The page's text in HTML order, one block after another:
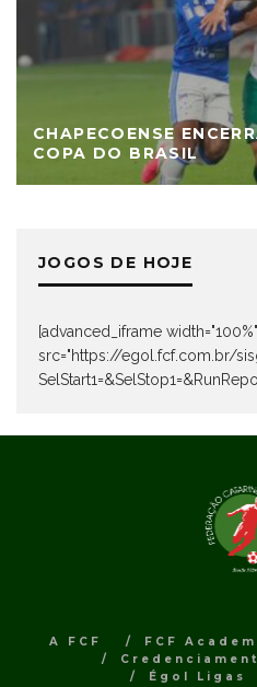
CHAPECOENSE
COPA DO BRASIL
JOGOS DE HOJE
[advanced_iframe
src="https://egol.fcf.com.br/
A FCF FCF
Égol Ligas